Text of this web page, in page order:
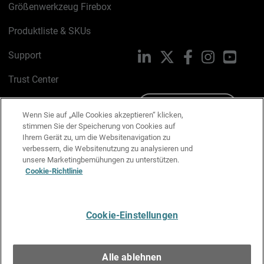
Größenwerkzeug Firebox
Produktliste & SKUs
Support
Trust Center
Cookie-Richtlinie
Datenschutzrichtlinie
Media & Brand Kit
LinkedIn FacebookInstagram
Wenn Sie auf „Alle Cookies akzeptieren“ klicken,
stimmen Sie der Speicherung von Cookies auf
Ihrem Gerät zu, um die Websitenavigation zu
verbessern, die Websitenutzung zu analysieren und
unsere Marketingbemühungen zu unterstützen.
Cookie-Richtlinie
Cookie-Einstellungen
Alle ablehnen